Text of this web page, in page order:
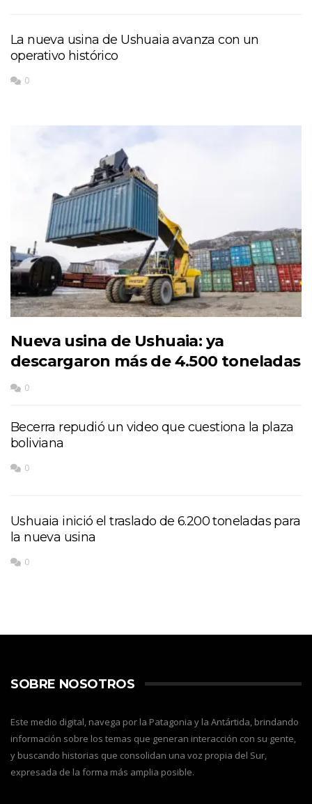
La nueva usina de Ushuaia avanza con un
operativo histórico
0
Nueva usina de Ushuaia: ya
descargaron más de 4.500 toneladas
0
Becerra repudió un video que cuestiona la plaza
boliviana
0
Ushuaia inició el traslado de 6.200 toneladas para
la nueva usina
0
SOBRE NOSOTROS
Este medio digital, navega por la Patagonia y la Antártida, brindando
información sobre los temas que generan interacción con su gente,
y buscando historias que consolidan una voz propia del Sur,
expresada de la forma más amplia posible.